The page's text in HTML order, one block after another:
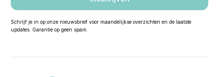
Schrijf je in op onze nieuwsbrief voor maandelijkse overzichten en de laatste
updates. Garantie op geen spam.